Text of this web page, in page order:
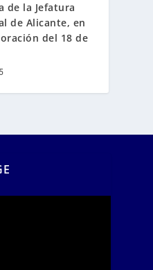
de la Jefatura
de Alicante, en
del 18 de